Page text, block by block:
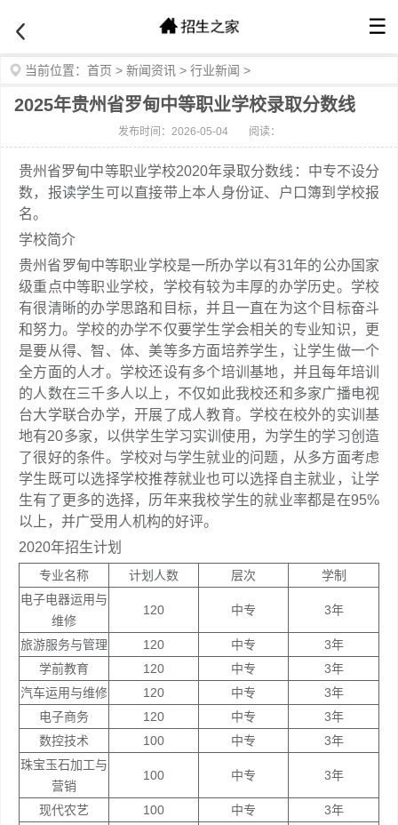
☰
当前位置： 首页 > 新闻资讯 > 行业新闻 >
2025年贵州省罗甸中等职业学校录取分数线
发布时间：2026-05-04 阅读：
贵州省罗甸中等职业学校2020年录取分数线：中专不设分
数，报读学生可以直接带上本人身份证、户口簿到学校报
名。
学校简介
贵州省罗甸中等职业学校是一所办学以有31年的公办国家
级重点中等职业学校，学校有较为丰厚的办学历史。学校
有很清晰的办学思路和目标，并且一直在为这个目标奋斗
和努力。学校的办学不仅要学生学会相关的专业知识，更
是要从得、智、体、美等多方面培养学生，让学生做一个
全方面的人才。学校还设有多个培训基地，并且每年培训
的人数在三千多人以上，不仅如此我校还和多家广播电视
台大学联合办学，开展了成人教育。学校在校外的实训基
地有20多家，以供学生学习实训使用，为学生的学习创造
了很好的条件。学校对与学生就业的问题，从多方面考虑
学生既可以选择学校推荐就业也可以选择自主就业，让学
生有了更多的选择，历年来我校学生的就业率都是在95%
以上，并广受用人机构的好评。
2020年招生计划
专业名称 计划人数 层次
学制
电子电器运用与
维修
120 中专 3年
旅游服务与管理 120 中专
3年
学前教育
120 中专
3年
汽车运用与维修
120 中专
3年
电子商务
120 中专
3年
数控技术
100 中专
3年
珠宝玉石加工与
营销
100 中专 3年
现代农艺 100 中专
3年